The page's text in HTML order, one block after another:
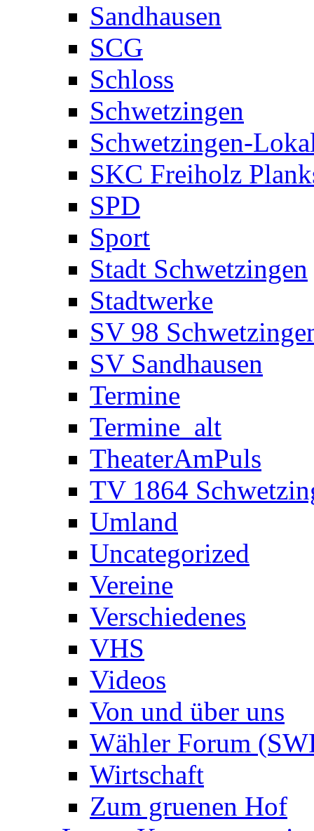
Sandhausen
SCG
Schloss
Schwetzingen
Schwetzingen-
SKC Freiholz
SPD
Sport
Stadt Schwetzingen
Stadtwerke
SV 98
SV Sandhausen
Termine
Termine_alt
TheaterAmPuls
TV 1864
Umland
Uncategorized
Vereine
Verschiedenes
VHS
Videos
Von und über uns
Wähler Forum
Wirtschaft
Zum gruenen Hof